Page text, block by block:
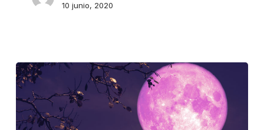
10 junio, 2020